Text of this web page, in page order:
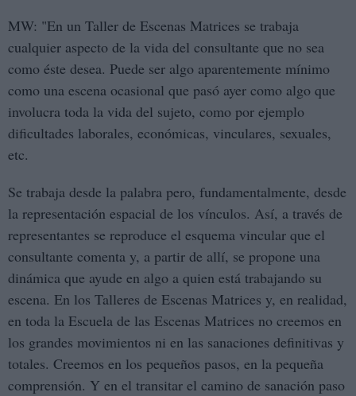
MW: "En un Taller de Escenas Matrices se trabaja
cualquier aspecto de la vida del consultante que no sea
como éste desea. Puede ser algo aparentemente mínimo
como una escena ocasional que pasó ayer como algo que
involucra toda la vida del sujeto, como por ejemplo
dificultades laborales, económicas, vinculares, sexuales,
etc.
Se trabaja desde la palabra pero, fundamentalmente, desde
la representación espacial de los vínculos. Así, a través de
representantes se reproduce el esquema vincular que el
consultante comenta y, a partir de allí, se propone una
dinámica que ayude en algo a quien está trabajando su
escena. En los Talleres de Escenas Matrices y, en realidad,
en toda la Escuela de las Escenas Matrices no creemos en
los grandes movimientos ni en las sanaciones definitivas y
totales. Creemos en los pequeños pasos, en la pequeña
comprensión. Y en el transitar el camino de sanación paso